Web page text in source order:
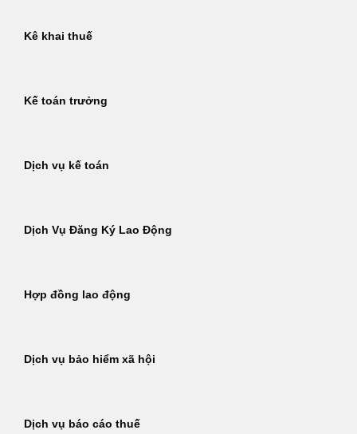
Kê khai thuế
Kế toán trưởng
Dịch vụ kế toán
Dịch Vụ Đăng Ký Lao Động
Hợp đồng lao động
Dịch vụ bảo hiểm xã hội
Dịch vụ báo cáo thuế